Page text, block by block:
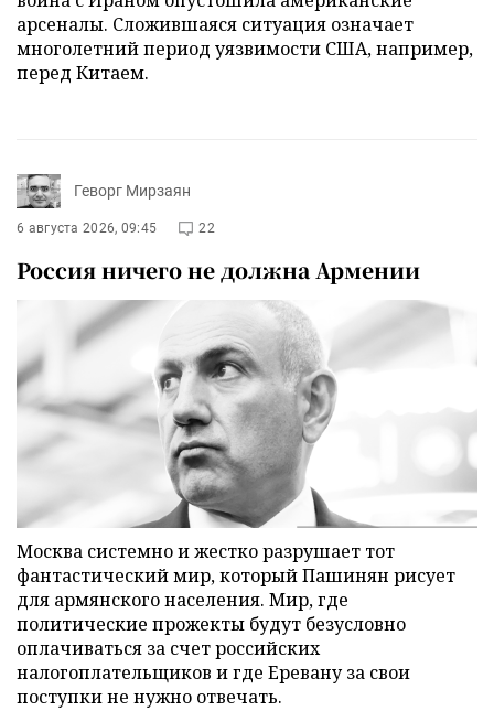
арсеналы. Сложившаяся ситуация означает
многолетний период уязвимости США, например,
перед Китаем.
Геворг Мирзаян
6 августа 2026, 09:45 22
Россия ничего не должна Армении
Москва системно и жестко разрушает тот
фантастический мир, который Пашинян рисует
для армянского населения. Мир, где
политические прожекты будут безусловно
оплачиваться за счет российских
налогоплательщиков и где Еревану за свои
поступки не нужно отвечать.